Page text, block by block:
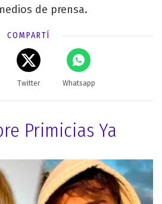
de prensa.
COMPARTÍ
Twitter Whatsapp
Primicias Ya